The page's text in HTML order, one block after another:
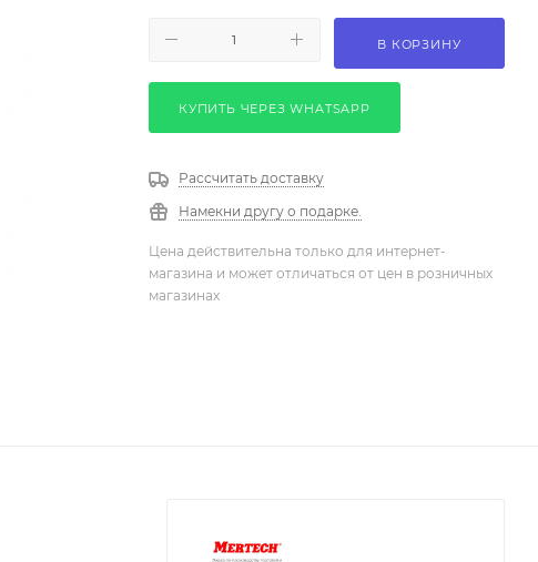
В КОРЗИНУ
КУПИТЬ ЧЕРЕЗ WHATSAPP
Рассчитать доставку
Намекни другу о подарке.
Цена действительна только для интернет-
магазина и может отличаться от цен в розничных
магазинах